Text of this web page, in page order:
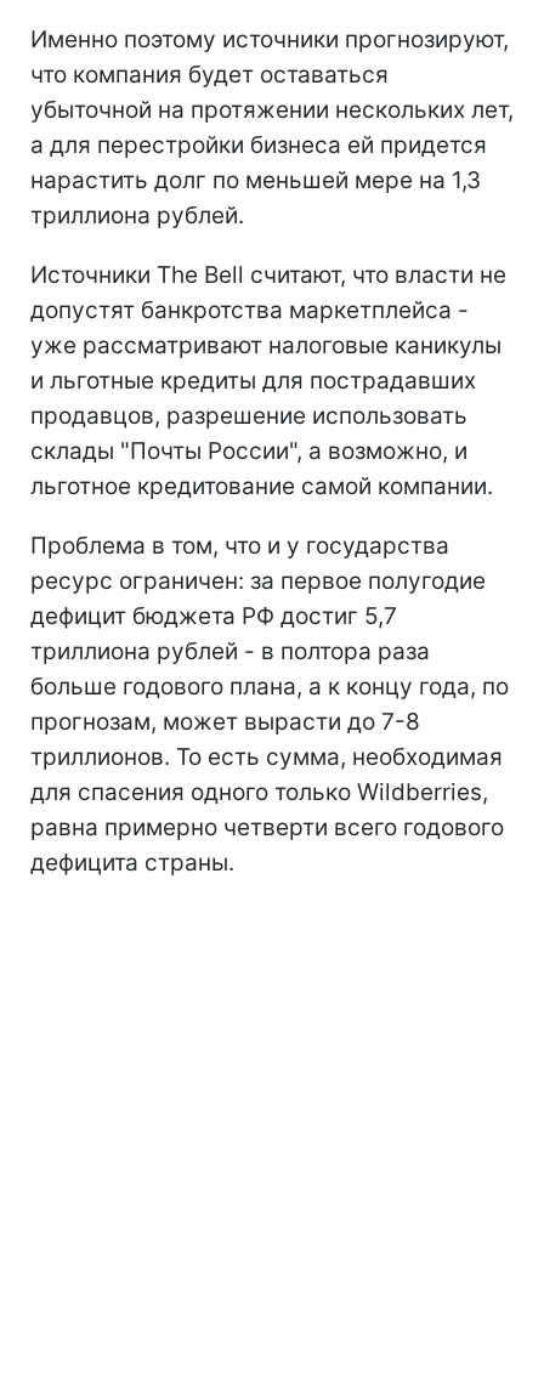
Именно поэтому источники прогнозируют,
что компания будет оставаться
убыточной на протяжении нескольких лет,
а для перестройки бизнеса ей придется
нарастить долг по меньшей мере на 1,3
триллиона рублей.
Источники The Bell считают, что власти не
допустят банкротства маркетплейса -
уже рассматривают налоговые каникулы
и льготные кредиты для пострадавших
продавцов, разрешение использовать
склады "Почты России", а возможно, и
льготное кредитование самой компании.
Проблема в том, что и у государства
ресурс ограничен: за первое полугодие
дефицит бюджета РФ достиг 5,7
триллиона рублей - в полтора раза
больше годового плана, а к концу года, по
прогнозам, может вырасти до 7-8
триллионов. То есть сумма, необходимая
для спасения одного только Wildberries,
равна примерно четверти всего годового
дефицита страны.